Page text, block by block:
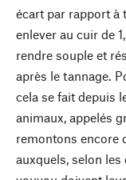
écart par rapport à
enlever au cuir de
rendre souple et
après le tannage.
cela se fait depuis
animaux, appelés
remontons encore
auxquels, selon